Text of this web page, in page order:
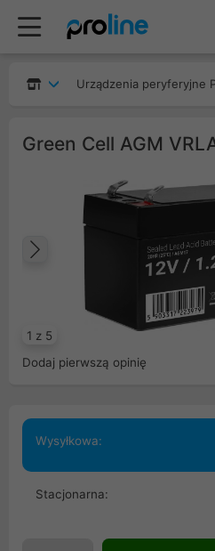
Urządzenia peryferyjne
Green Cell AGM
1 z 5
Poprzedni
Dodaj pierwszą opinię
Wysyłkowa:
Stacjonarna: